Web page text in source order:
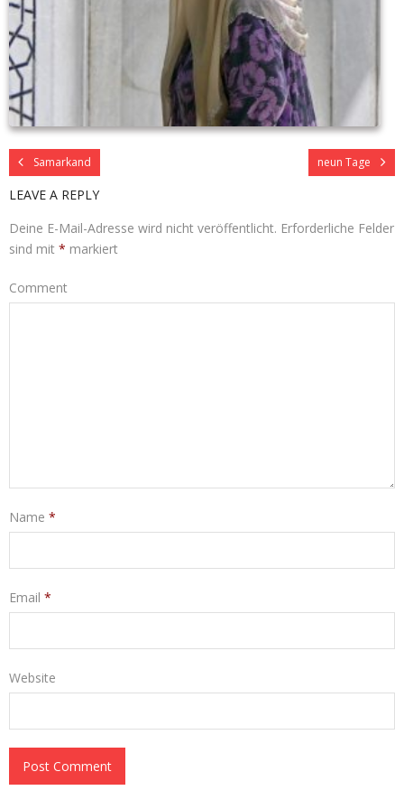
Samarkand neun Tage
LEAVE A REPLY
Deine E-Mail-Adresse wird nicht veröffentlicht. Erforderliche Felder
sind mit * markiert
Comment
Name *
Email *
Website